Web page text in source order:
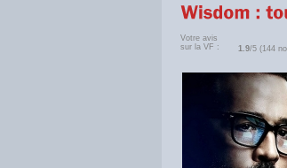
Votre avis
sur la VF :
1.9/5 (144